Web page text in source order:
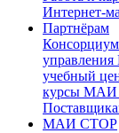
Интернет-
Партнёрам
Консорциум
управления
учебный
курсы МАИ
МАИ СТОР